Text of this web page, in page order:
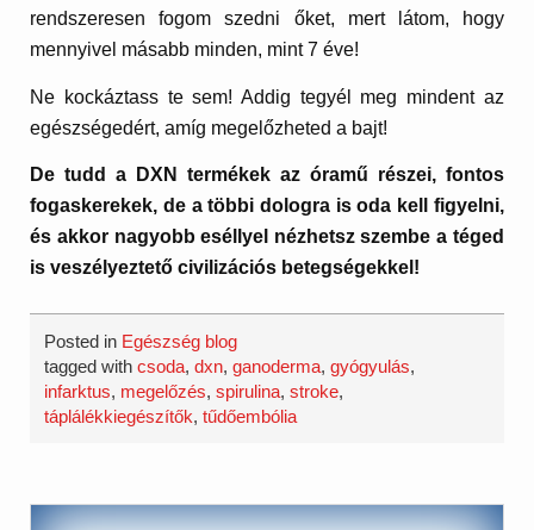
rendszeresen fogom szedni őket, mert látom, hogy
mennyivel másabb minden, mint 7 éve!
Ne kockáztass te sem! Addig tegyél meg mindent az
egészségedért, amíg megelőzheted a bajt!
De tudd a DXN termékek az óramű részei, fontos
fogaskerekek, de a többi dologra is oda kell figyelni,
és akkor nagyobb eséllyel nézhetsz szembe a téged
is veszélyeztető civilizációs betegségekkel!
Posted in Egészség blog
tagged withcsoda,dxn,ganoderma,gyógyulás,
infarktus, megelőzés,spirulina,stroke,
táplálékkiegészítők,tűdőembólia